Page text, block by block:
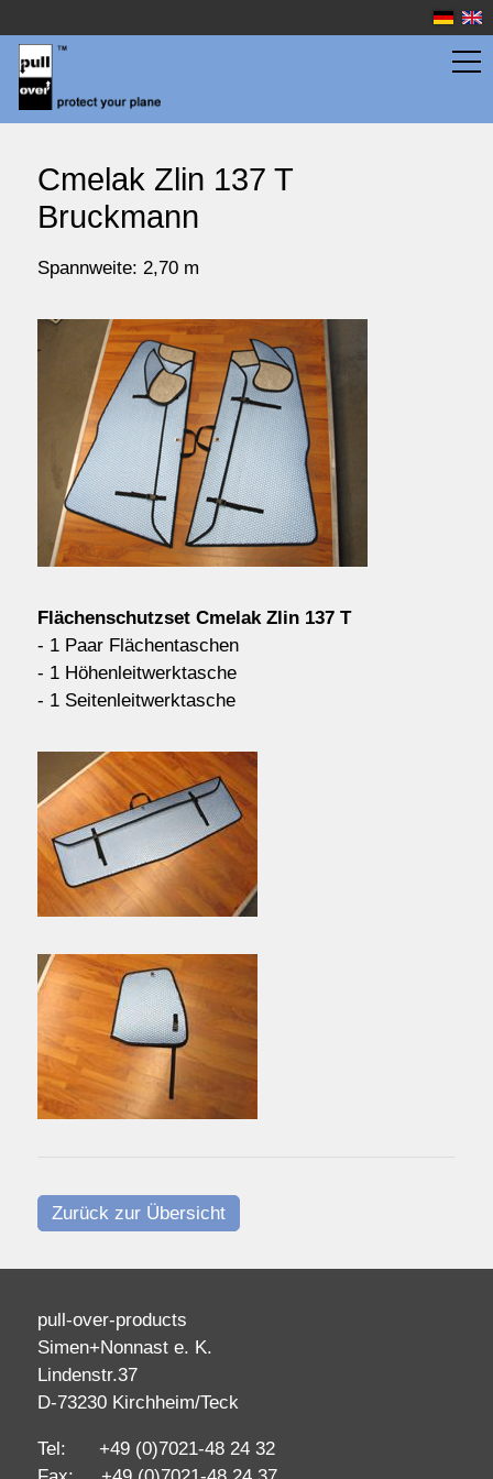
Flächentaschen
Rumpftaschen
Wassersport
Preise
Service
Kontakt/Order
Anfahrt
über uns
Cmelak Zlin 137 T
Bruckmann
Spannweite: 2,70 m
Flächenschutzset Cmelak Zlin 137 T
- 1 Paar Flächentaschen
- 1 Höhenleitwerktasche
- 1 Seitenleitwerktasche
Zurück zur Übersicht
pull-over-products
Simen+Nonnast e. K.
Lindenstr.37
D-73230 Kirchheim/Teck
Tel: +49 (0)7021-48 24 32